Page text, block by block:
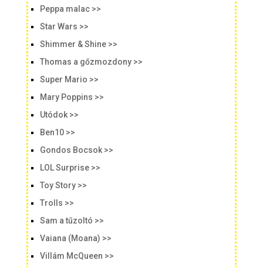
Peppa malac >>
Star Wars >>
Shimmer & Shine >>
Thomas a gőzmozdony >>
Super Mario >>
Mary Poppins >>
Utódok >>
Ben10 >>
Gondos Bocsok >>
LOL Surprise >>
Toy Story >>
Trolls >>
Sam a tűzoltó >>
Vaiana (Moana) >>
Villám McQueen >>